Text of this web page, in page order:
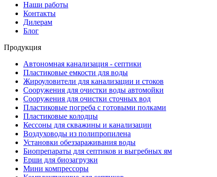
Наши работы
Контакты
Дилерам
Блог
Продукция
Автономная канализация - септики
Пластиковые емкости для воды
Жироуловители для канализации и стоков
Сооружения для очистки воды автомойки
Сооружения для очистки сточных вод
Пластиковые погреба с готовыми полками
Пластиковые колодцы
Кессоны для скважины и канализации
Воздуховоды из полипропилена
Установки обеззараживания воды
Биопрепараты для септиков и выгребных ям
Ерши для биозагрузки
Мини компрессоры